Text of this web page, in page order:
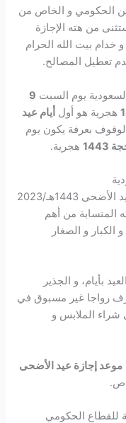
الحكومي و الخاص من
من هته الإجازة
خدام بيت الله الحرام
تعطيل المصالح.
يوم السبت 9
هجرية هو أول أيام عيد
بعرفة يكون يوم
هجرية.
تمنح الحكومة السعودية إجازة بمنسابة عيد الأضحى 1443هـ/2023
المنسابة من أهم
الكبار و الصغار
بأيام، و الجذير
رواجا غير مسبوق في
شراء الملابس و
موعد إجازة عيد الأضحى